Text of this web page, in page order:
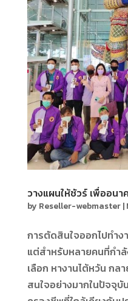
วางแผนให้ชัวร์ เพื่ออน
by Reseller-webmaster|
การตัดสินใจออกไปทำง
แต่สำหรับหลายคนที่กำ
เลือก หางานไต้หวัน กล
สนใจอย่างมากในปัจจุ